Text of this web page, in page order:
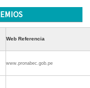
Web Referencia
www.pronabec.gob.pe